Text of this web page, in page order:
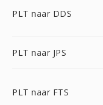
PLT naar DDS
PLT naar JPS
PLT naar FTS